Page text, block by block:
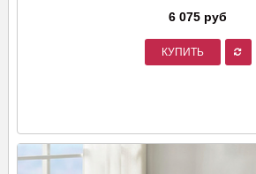
6 075 руб
КУПИТЬ